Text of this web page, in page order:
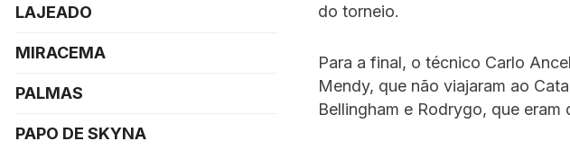
do torneio.
Para a final, o técnico Carlo
Mendy, que não viajaram ao
Bellingham e Rodrygo, que
LAJEADO
MIRACEMA
PALMAS
PAPO DE SKYNA